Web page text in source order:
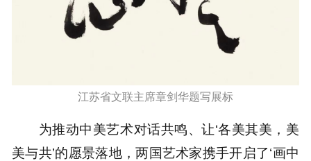
江苏省文联主席章剑华题写展标
为推动中美艺术对话共鸣、让‘各美其美，美
美与共’的愿景落地，两国艺术家携手开启了‘画中